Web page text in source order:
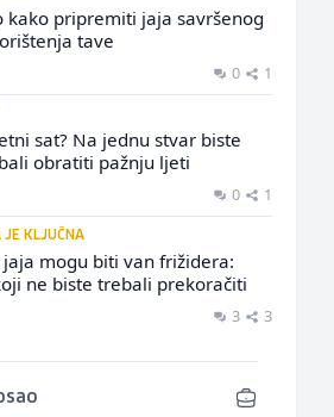
kako pripremiti jaja savršenog
tave
0 1
sat? Na jednu stvar biste
obratiti pažnju ljeti
0 1
JE KLJUČNA
jaja mogu biti van frižidera:
ne biste trebali prekoračiti
3 3